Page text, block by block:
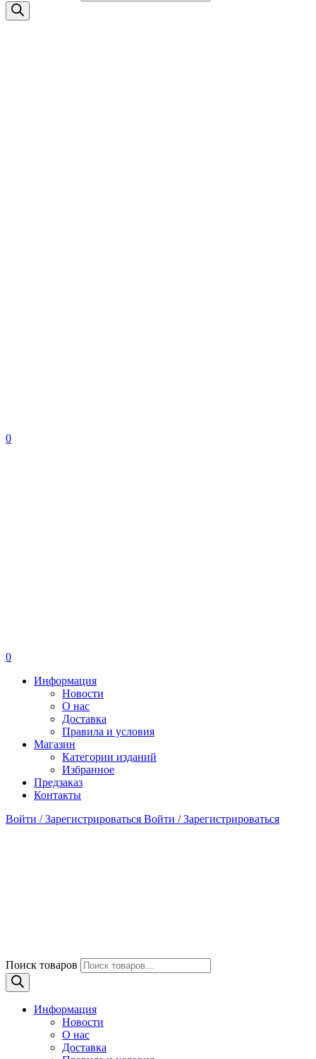
0
0
Информация
Новости
О нас
Доставка
Правила и условия
Магазин
Категории изданий
Избранное
Предзаказ
Контакты
Войти / Зарегистрироваться Войти / Зарегистрироваться
Поиск товаров
Информация
Новости
О нас
Доставка